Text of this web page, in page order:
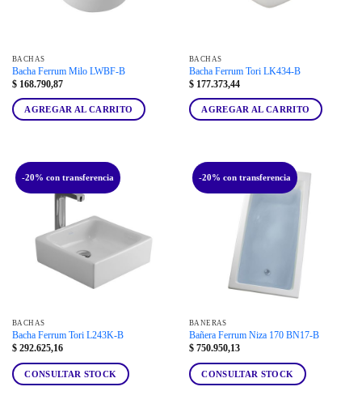
BACHAS
Bacha Ferrum Milo LWBF-B
$168.790,87
AGREGAR AL CARRITO
BACHAS
Bacha Ferrum Tori LK434-B
$177.373,44
AGREGAR AL CARRITO
-20% con transferencia
BACHAS
Bacha Ferrum Tori L243K-B
$292.625,16
CONSULTAR STOCK
-20% con transferencia
BAÑERAS
Bañera Ferrum Niza 170 BN17-B
$750.950,13
CONSULTAR STOCK